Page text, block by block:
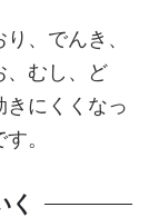
、でんき、
、むし、ど
きにくくなっ
。
く